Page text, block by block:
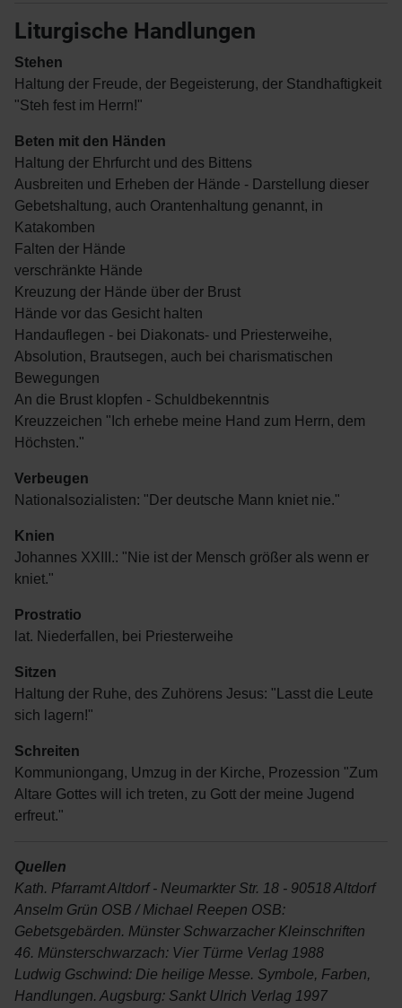
Liturgische Handlungen
Stehen
Haltung der Freude, der Begeisterung, der Standhaftigkeit
"Steh fest im Herrn!"
Beten mit den Händen
Haltung der Ehrfurcht und des Bittens
Ausbreiten und Erheben der Hände - Darstellung dieser
Gebetshaltung, auch Orantenhaltung genannt, in
Katakomben
Falten der Hände
verschränkte Hände
Kreuzung der Hände über der Brust
Hände vor das Gesicht halten
Handauflegen - bei Diakonats- und Priesterweihe,
Absolution, Brautsegen, auch bei charismatischen
Bewegungen
An die Brust klopfen - Schuldbekenntnis
Kreuzzeichen "Ich erhebe meine Hand zum Herrn, dem
Höchsten."
Verbeugen
Nationalsozialisten: "Der deutsche Mann kniet nie."
Knien
Johannes XXIII.: "Nie ist der Mensch größer als wenn er
kniet."
Prostratio
lat. Niederfallen, bei Priesterweihe
Sitzen
Haltung der Ruhe, des Zuhörens Jesus: "Lasst die Leute
sich lagern!"
Schreiten
Kommuniongang, Umzug in der Kirche, Prozession "Zum
Altare Gottes will ich treten, zu Gott der meine Jugend
erfreut."
Quellen
Kath. Pfarramt Altdorf - Neumarkter Str. 18 - 90518 Altdorf
Anselm Grün OSB / Michael Reepen OSB:
Gebetsgebärden. Münster Schwarzacher Kleinschriften
46. Münsterschwarzach: Vier Türme Verlag 1988
Ludwig Gschwind: Die heilige Messe. Symbole, Farben,
Handlungen. Augsburg: Sankt Ulrich Verlag 1997